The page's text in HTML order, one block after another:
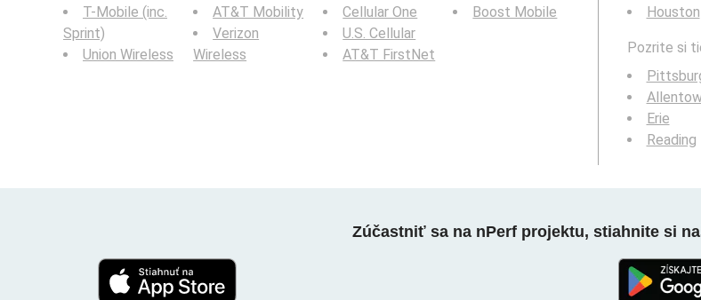
T-Mobile (inc.
Sprint)
Union Wireless
AT&T Mobility
Verizon
Wireless
Cellular One
U.S. Cellular
AT&T FirstNet
Boost Mobile
Houston
Pozrite si
Erie
Reading
Zúčastniť sa na nPerf projektu, stiahnite si